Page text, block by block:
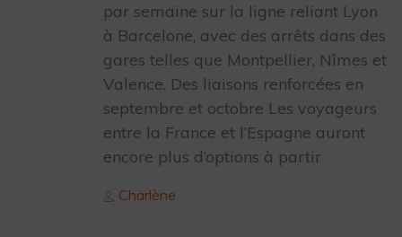
par semaine sur la ligne reliant Lyon
à Barcelone, avec des arrêts dans des
gares telles que Montpellier, Nîmes et
Valence. Des liaisons renforcées en
septembre et octobre Les voyageurs
entre la France et l’Espagne auront
encore plus d’options à partir
Author
Charlène